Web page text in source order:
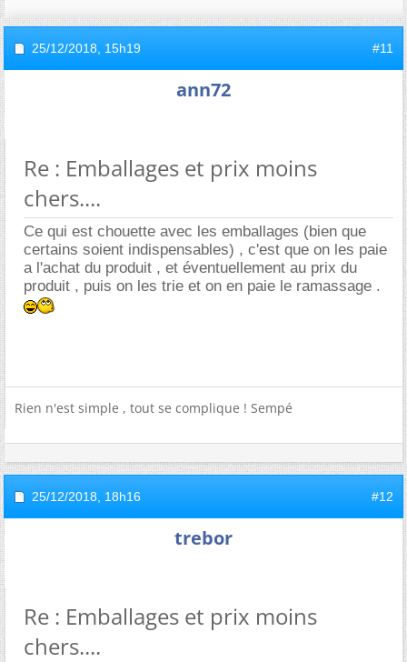
25/12/2018, 15h19 #11
ann72
Re : Emballages et prix moins
chers....
Ce qui est chouette avec les emballages (bien que
certains soient indispensables) , c'est que on les paie
a l'achat du produit , et éventuellement au prix du
produit , puis on les trie et on en paie le ramassage .
Rien n'est simple , tout se complique ! Sempé
25/12/2018, 18h16 #12
trebor
Re : Emballages et prix moins
chers....